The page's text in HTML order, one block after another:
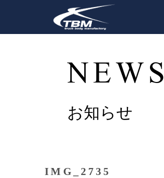
NEWS
お知らせ
IMG_2735